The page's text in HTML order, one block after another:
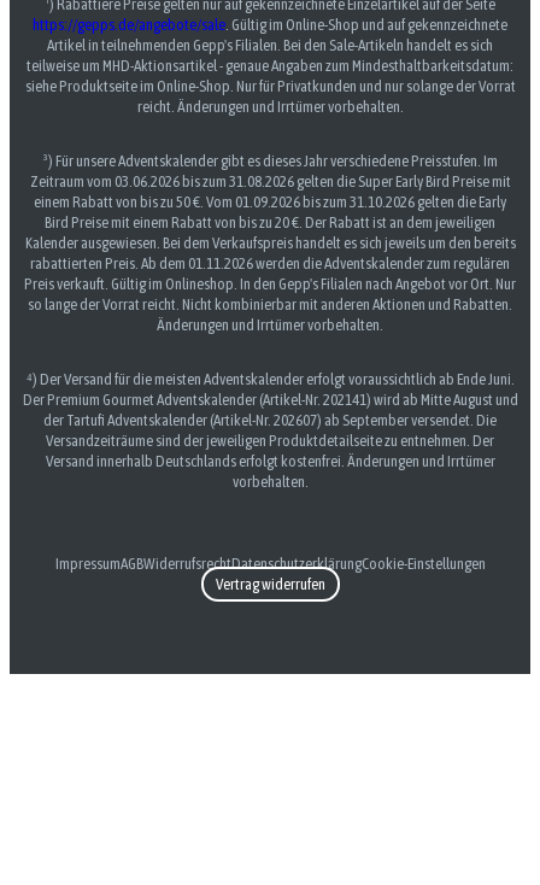
¹) Rabattiere Preise gelten nur auf gekennzeichnete Einzelartikel auf der Seite
https://gepps.de/angebote/sale . Gültig im Online-Shop und auf gekennzeichnete
Artikel in teilnehmenden Gepp's Filialen. Bei den Sale-Artikeln handelt es sich
teilweise um MHD-Aktionsartikel - genaue Angaben zum Mindesthaltbarkeitsdatum:
siehe Produktseite im Online-Shop. Nur für Privatkunden und nur solange der Vorrat
reicht. Änderungen und Irrtümer vorbehalten.
³) Für unsere Adventskalender gibt es dieses Jahr verschiedene Preisstufen. Im
Zeitraum vom 03.06.2026 bis zum 31.08.2026 gelten die Super Early Bird Preise mit
einem Rabatt von bis zu 50 €. Vom 01.09.2026 bis zum 31.10.2026 gelten die Early
Bird Preise mit einem Rabatt von bis zu 20 €. Der Rabatt ist an dem jeweiligen
Kalender ausgewiesen. Bei dem Verkaufspreis handelt es sich jeweils um den bereits
rabattierten Preis. Ab dem 01.11.2026 werden die Adventskalender zum regulären
Preis verkauft. Gültig im Onlineshop. In den Gepp's Filialen nach Angebot vor Ort. Nur
so lange der Vorrat reicht. Nicht kombinierbar mit anderen Aktionen und Rabatten.
Änderungen und Irrtümer vorbehalten.
⁴) Der Versand für die meisten Adventskalender erfolgt voraussichtlich ab Ende Juni.
Der Premium Gourmet Adventskalender (Artikel-Nr. 202141) wird ab Mitte August und
der Tartufi Adventskalender (Artikel-Nr. 202607) ab September versendet. Die
Versandzeiträume sind der jeweiligen Produktdetailseite zu entnehmen. Der
Versand innerhalb Deutschlands erfolgt kostenfrei. Änderungen und Irrtümer
vorbehalten.
ImpressumAGBWiderrufsrechtDatenschutzerklärungCookie-Einstellungen
Vertrag widerrufen